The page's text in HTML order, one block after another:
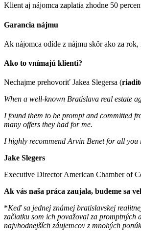
Klient aj nájomca zaplatia zhodne 50
Garancia nájmu
Ak nájomca odíde z nájmu skôr ako za
Ako to vnímajú klienti?
Nechajme prehovoriť Jakea Slegersa (
When a well-known Bratislava real estate
I found them to be prompt and committed
many offers they had for me.
I highly recommend Arvin Benet for all you
Jake Slegers
Executive Director American Chamber of
Ak vás naša práca zaujala, budeme sa
*Keď sa jednej známej bratislavskej
začiatku som ich považoval za
najvhodnejších záujemcov z mnohých